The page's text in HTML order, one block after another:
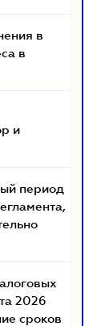
в
в
и
период
2026
сроков